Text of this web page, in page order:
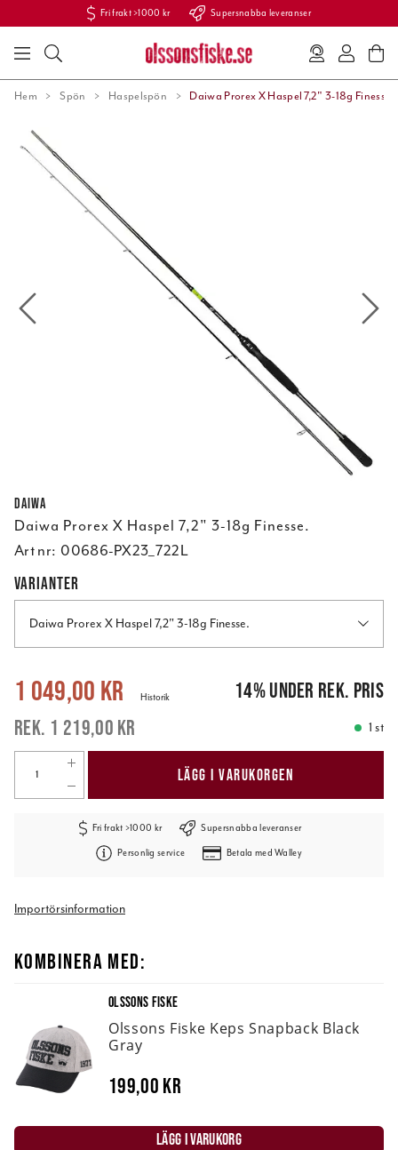
Fri frakt >1000 kr Supersnabba leveranser
Hem Spön Haspelspön Daiwa Prorex X Haspel 7,2" 3-18g Finesse.
Daiwa
Daiwa Prorex X Haspel 7,2" 3-18g Finesse.
Art nr: 00686-PX23_722L
VARIANTER
Daiwa Prorex X Haspel 7,2" 3-18g Finesse.
Nuvarande pris: 1 049,00 kr 1 219,00 kr
1 049,00 kr
1 219,00 kr
Historik 14%under rek. pris
1 st
LÄGG I VARUKORGEN
Fri frakt >1000 kr Supersnabba leveranser
Personlig service Betala med Walley
Importörsinformation
KOMBINERA MED:
OLSSONS FISKE
Olssons Fiske Keps Snapback Black
Gray
199,00 kr
LÄGG I VARUKORG